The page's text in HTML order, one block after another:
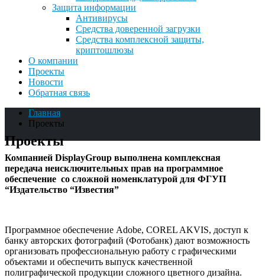
Защита информации
Антивирусы
Средства доверенной загрузки
Средства комплексной защиты,
криптошлюзы
О компании
Проекты
Новости
Обратная связь
Главная
Проекты
Проекты
Компанией DisplayGroup выполнена комплексная
передача неисключительных прав на программное
обеспечение со сложной номенклатурой для ФГУП
“Издательство “Известия”
Программное обеспечение Adobe, COREL AKVIS, доступ к
банку авторских фотографий (Фотобанк) дают возможность
организовать профессиональную работу с графическими
объектами и обеспечить выпуск качественной
полиграфической продукции сложного цветного дизайна.